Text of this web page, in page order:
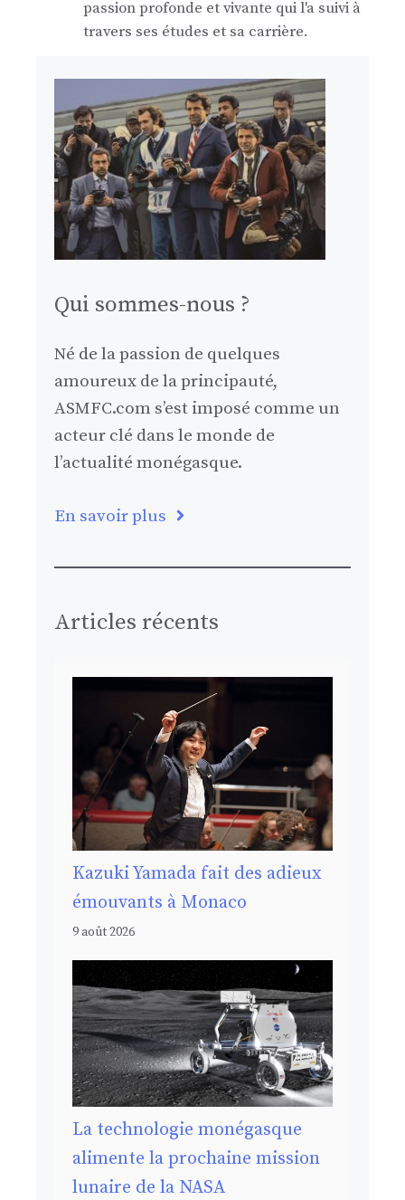
passion profonde et vivante qui l'a suivi à
travers ses études et sa carrière.
Qui sommes-nous ?
Né de la passion de quelques
amoureux de la principauté,
ASMFC.com s’est imposé comme un
acteur clé dans le monde de
l’actualité monégasque.
En savoir plus
Articles récents
Kazuki Yamada fait des adieux
émouvants à Monaco
9 août 2026
La technologie monégasque
alimente la prochaine mission
lunaire de la NASA